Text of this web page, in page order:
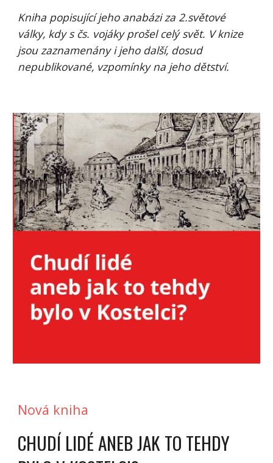
Kniha popisující jeho anabázi za 2.světové
války, kdy s čs. vojáky prošel celý svět. V knize
jsou zaznamenány i jeho další, dosud
nepublikované, vzpomínky na jeho dětství.
Nová kniha
CHUDÍ LIDÉ ANEB JAK TO TEHDY